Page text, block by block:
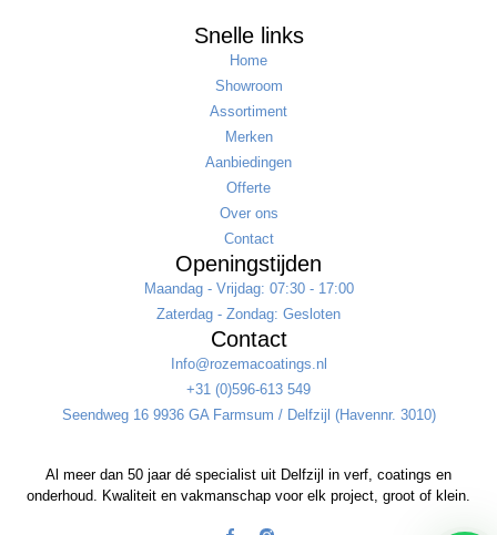
Al meer dan 50 jaar dé specialist uit Delfzijl in verf, coatings en
onderhoud. Kwaliteit en vakmanschap voor elk project, groot of klein.
Snelle links
Home
Showroom
Assortiment
Merken
Aanbiedingen
Offerte
Over ons
Contact
Openingstijden
Maandag - Vrijdag: 07:30 - 17:00
Zaterdag - Zondag: Gesloten
Contact
Info@rozemacoatings.nl
+31 (0)596-613 549
Seendweg 16 9936 GA Farmsum / Delfzijl (Havennr. 3010)